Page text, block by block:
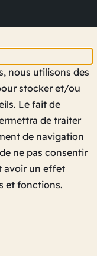
nous utilisons des
stocker et/ou
Le fait de
de traiter
de navigation
ne pas consentir
avoir un effet
et fonctions.